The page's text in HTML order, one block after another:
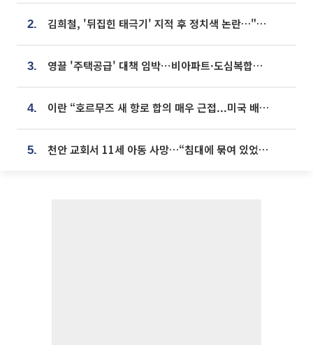
2. 김희철, '뒤집힌 태극기' 지적 후 정치색 논란…"좌우 떠나 우리나라 국기"
3. 영끌 '주택공급' 대책 임박⋯비아파트·도심복합까지 총동원
4. 이란 “호르무즈 새 항로 합의 매우 근접...미국 배상 먼저”
5. 천안 교회서 11세 아동 사망…“침대에 묶여 있었다” 진술 확보